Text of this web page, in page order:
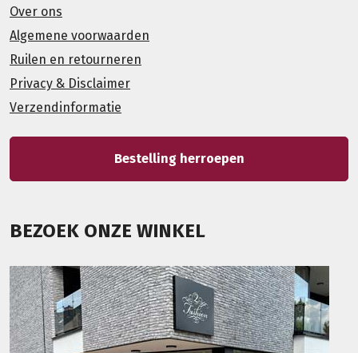
Over ons
Algemene voorwaarden
Ruilen en retourneren
Privacy & Disclaimer
Verzendinformatie
Bestelling herroepen
BEZOEK ONZE WINKEL